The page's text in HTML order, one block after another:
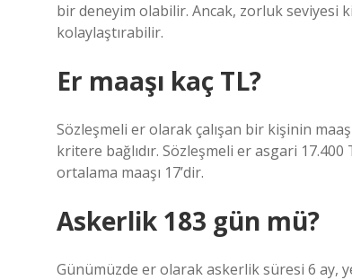
bir deneyim olabilir. Ancak, zorluk seviyesi
kolaylaştırabilir.
Er maaşı kaç TL?
Sözleşmeli er olarak çalışan bir kişinin
kritere bağlıdır. Sözleşmeli er asgari
ortalama maaşı 17’dir.
Askerlik 183 gün mü?
Günümüzde er olarak askerlik süresi 6 ay,